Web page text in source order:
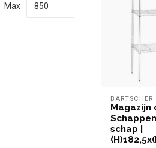
Max
BARTSCHER
Magazijn
schap |